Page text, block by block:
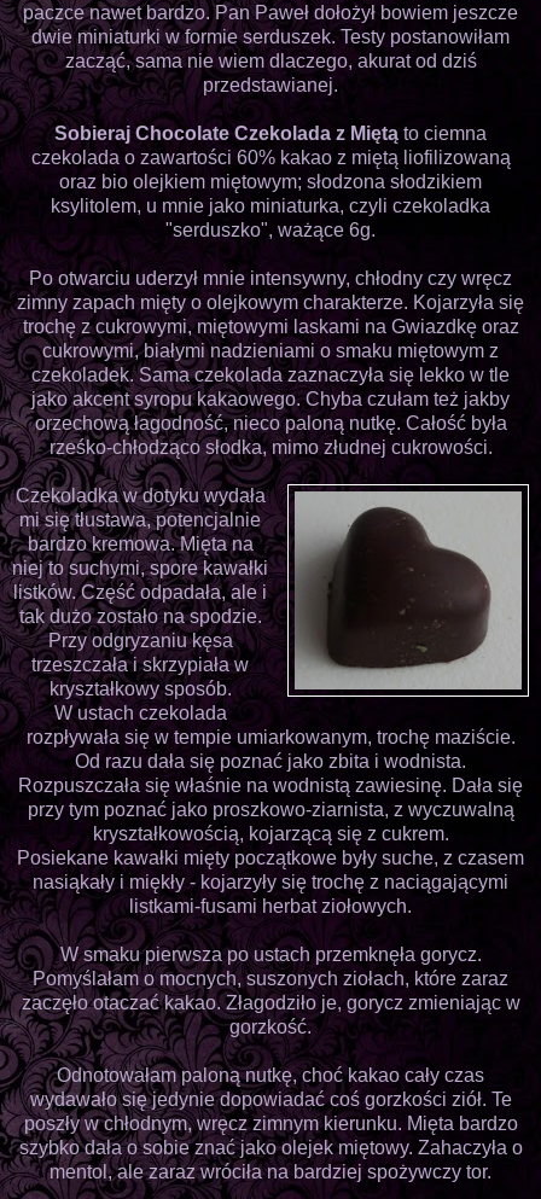
paczce nawet bardzo. Pan Paweł dołożył bowiem jeszcze
dwie miniaturki w formie serduszek. Testy postanowiłam
zacząć, sama nie wiem dlaczego, akurat od dziś
przedstawianej.
Sobieraj Chocolate Czekolada z Miętą to ciemna
czekolada o zawartości 60% kakao z miętą liofilizowaną
oraz bio olejkiem miętowym; słodzona słodzikiem
ksylitolem, u mnie jako miniaturka, czyli czekoladka
"serduszko", ważące 6g.
Po otwarciu uderzył mnie intensywny, chłodny czy wręcz
zimny zapach mięty o olejkowym charakterze. Kojarzyła się
trochę z cukrowymi, miętowymi laskami na Gwiazdkę oraz
cukrowymi, białymi nadzieniami o smaku miętowym z
czekoladek. Sama czekolada zaznaczyła się lekko w tle
jako akcent syropu kakaowego. Chyba czułam też jakby
orzechową łagodność, nieco paloną nutkę. Całość była
rześko-chłodząco słodka, mimo złudnej cukrowości.
Czekoladka w dotyku wydała
mi się tłustawa, potencjalnie
bardzo kremowa. Mięta na
niej to suchymi, spore kawałki
listków. Część odpadała, ale i
tak dużo zostało na spodzie.
Przy odgryzaniu kęsa
trzeszczała i skrzypiała w
kryształkowy sposób.
W ustach czekolada
rozpływała się w tempie umiarkowanym, trochę maziście.
Od razu dała się poznać jako zbita i wodnista.
Rozpuszczała się właśnie na wodnistą zawiesinę. Dała się
przy tym poznać jako proszkowo-ziarnista, z wyczuwalną
kryształkowością, kojarzącą się z cukrem.
Posiekane kawałki mięty początkowe były suche, z czasem
nasiąkały i miękły - kojarzyły się trochę z naciągającymi
listkami-fusami herbat ziołowych.
W smaku pierwsza po ustach przemknęła gorycz.
Pomyślałam o mocnych, suszonych ziołach, które zaraz
zaczęło otaczać kakao. Złagodziło je, gorycz zmieniając w
gorzkość.
Odnotowałam paloną nutkę, choć kakao cały czas
wydawało się jedynie dopowiadać coś gorzkości ziół. Te
poszły w chłodnym, wręcz zimnym kierunku. Mięta bardzo
szybko dała o sobie znać jako olejek miętowy. Zahaczyła o
mentol, ale zaraz wróciła na bardziej spożywczy tor.